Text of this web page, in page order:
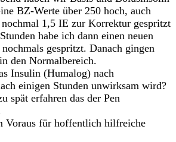
BZ-Werte über 250 hoch, auch
nochmal 1,5 IE zur Korrektur gespritzt
habe ich dann einen neuen
gespritzt. Danach gingen
den Normalbereich.
Insulin (Humalog) nach
einigen Stunden unwirksam wird?
spät erfahren das der Pen
Voraus für hoffentlich hilfreiche